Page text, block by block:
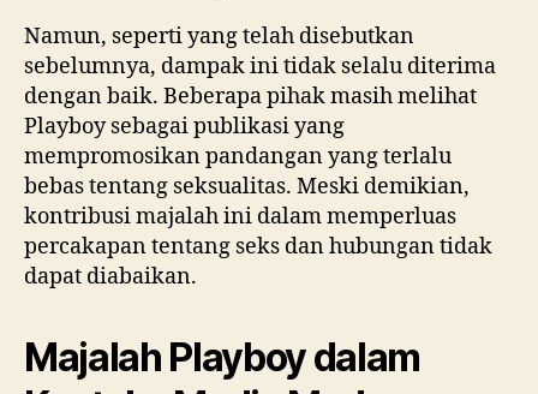
Namun, seperti yang telah disebutkan
sebelumnya, dampak ini tidak selalu diterima
dengan baik. Beberapa pihak masih melihat
Playboy sebagai publikasi yang
mempromosikan pandangan yang terlalu
bebas tentang seksualitas. Meski demikian,
kontribusi majalah ini dalam memperluas
percakapan tentang seks dan hubungan tidak
dapat diabaikan.
Majalah Playboy dalam